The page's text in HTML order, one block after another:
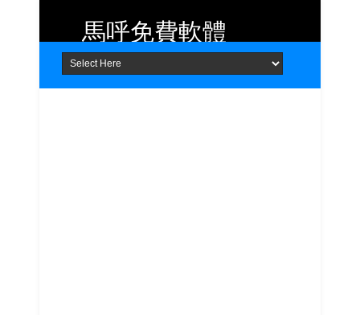
Home About Contact
馬呼免費軟體
提供 Android、iOS 好用的手機應用
程式及 Windows 免費軟體